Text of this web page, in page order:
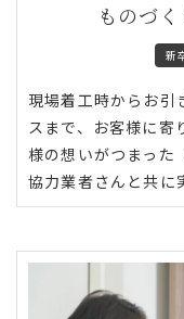
ものづ
新
現場着工時からお引
スまで、お客様に寄
様の想いがつまった
協力業者さんと共に